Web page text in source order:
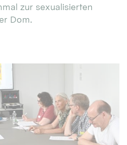
zur sexualisierten
Dom.